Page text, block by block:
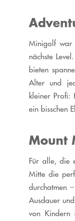
Minigolf war
nächste
bieten
Alter und
kleiner Profi:
ein bisschen
Mount
Für alle, die
Mitte die
durchatmen
Ausdauer
von Kindern